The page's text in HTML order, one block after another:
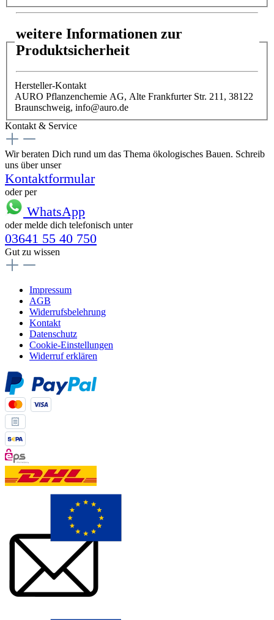
weitere Informationen zur
Produktsicherheit
Hersteller-Kontakt
AURO Pflanzenchemie AG, Alte Frankfurter Str. 211, 38122
Braunschweig, info@auro.de
Kontakt & Service
Wir beraten Dich rund um das Thema ökologisches Bauen. Schreib
uns über unser
Kontaktformular
oder per
WhatsApp
oder melde dich telefonisch unter
03641 55 40 750
Gut zu wissen
Impressum
AGB
Widerrufsbelehrung
Kontakt
Datenschutz
Cookie-Einstellungen
Widerruf erklären